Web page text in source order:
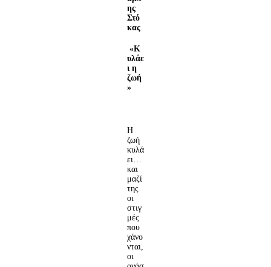
ης
Στό
κας
«Κ
υλάε
ι η
ζωή
»
Η
ζωή
κυλά
ει…
και
μαζί
της
οι
στιγ
μές
που
χάνο
νται,
οι